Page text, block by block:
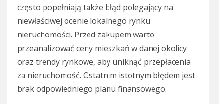
często popełniają także błąd polegający na
niewłaściwej ocenie lokalnego rynku
nieruchomości. Przed zakupem warto
przeanalizować ceny mieszkań w danej okolicy
oraz trendy rynkowe, aby uniknąć przepłacenia
za nieruchomość. Ostatnim istotnym błędem jest
brak odpowiedniego planu finansowego.